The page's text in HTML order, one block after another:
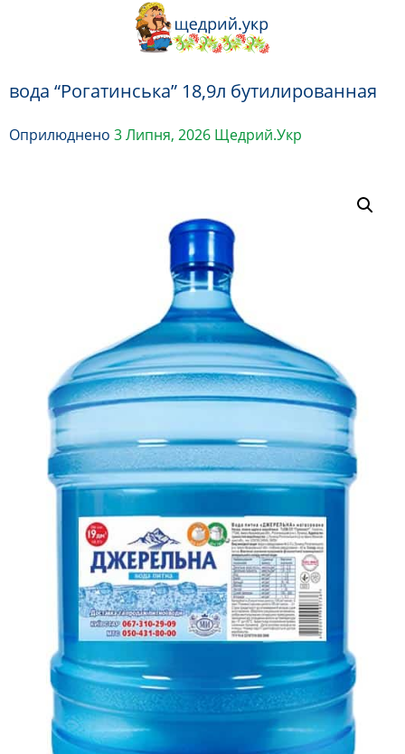
вода “Рогатинська” 18,9л бутилированная
Оприлюднено 3 Липня, 2026 Щедрий.Укр